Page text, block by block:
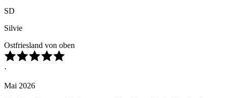
SD
Silvie
Ostfriesland von oben
·
Mai 2026